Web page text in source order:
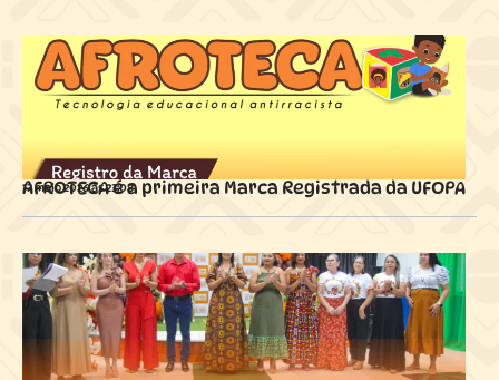
17 maio 2026 ás23:08
AFROTECA é a primeira Marca Registrada da UFOPA